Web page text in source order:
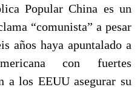
Popular China es un
“comunista” a pesar
años haya apuntalado a
con fuertes
a los EEUU asegurar su